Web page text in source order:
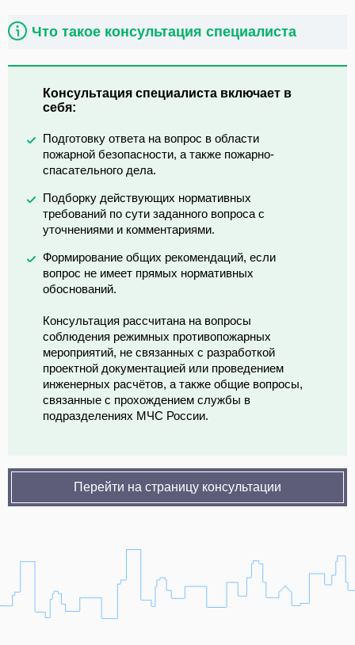
Что такое консультация специалиста
Консультация специалиста включает в
себя:
Подготовку ответа на вопрос в области
пожарной безопасности, а также пожарно-
спасательного дела.
Подборку действующих нормативных
требований по сути заданного вопроса с
уточнениями и комментариями.
Формирование общих рекомендаций, если
вопрос не имеет прямых нормативных
обоснований.
Консультация рассчитана на вопросы
соблюдения режимных противопожарных
мероприятий, не связанных с разработкой
проектной документацией или проведением
инженерных расчётов, а также общие вопросы,
связанные с прохождением службы в
подразделениях МЧС России.
Перейти на страницу консультации